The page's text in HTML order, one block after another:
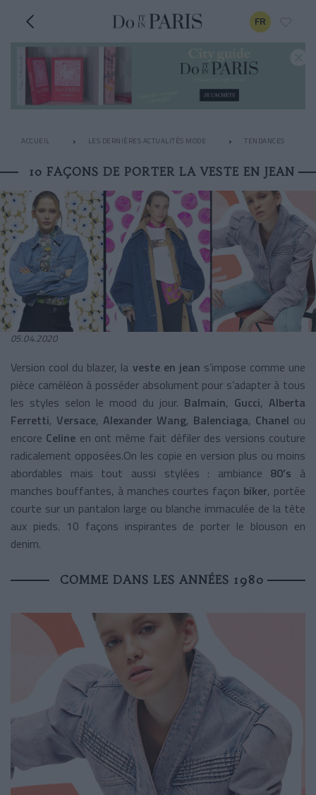
FR
ACCUEIL LES DERNIÈRES ACTUALITÉS MODE TENDANCES
10 FAÇONS DE PORTER LA VESTE EN JEAN
05.04.2020
Version cool du blazer, la veste en jean s’impose comme une
pièce caméléon à posséder absolument pour s’adapter à tous
les styles selon le mood du jour. Balmain, Gucci, Alberta
Ferretti, Versace, Alexander Wang, Balenciaga, Chanel ou
encore Celine en ont même fait défiler des versions couture
radicalement opposées.On les copie en version plus ou moins
abordables mais tout aussi stylées : ambiance 80’s à
manches bouffantes, à manches courtes façon biker, portée
courte sur un pantalon large ou blanche immaculée de la tête
aux pieds. 10 façons inspirantes de porter le blouson en
denim.
COMME DANS LES ANNÉES 1980